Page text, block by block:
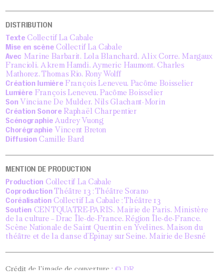
DISTRIBUTION
Texte Collectif La Cabale
Mise en scène Collectif La Cabale
Avec Marine Barbarit, Lola Blanchard, Alix Corre, Margaux
Francioli, Akrem Hamdi, Aymeric Haumont, Charles
Mathorez, Thomas Rio, Rony Wolff
Création lumière François Leneveu, Pacôme Boisselier
Lumière François Leneveu, Pacôme Boisselier
Son Vinciane De Mulder, Nils Glachant-Morin
Création Sonore Raphaël Charpentier
Scénographie Audrey Vuong
Chorégraphie Vincent Breton
Diffusion Camille Bard
MENTION DE PRODUCTION
Production Collectif La Cabale
Coproduction Théâtre 13 ; Théâtre Sorano
Coréalisation Collectif La Cabale ; Théâtre 13
Soutien CENTQUATRE-PARIS, Mairie de Paris, Ministère
de la culture – Drac Île-de-France, Région Île-de-France,
Scène Nationale de Saint Quentin en Yvelines, Maison du
théâtre et de la danse d’Epinay sur Seine, Mairie de Besné
Crédit de l'image de couverture :© DR